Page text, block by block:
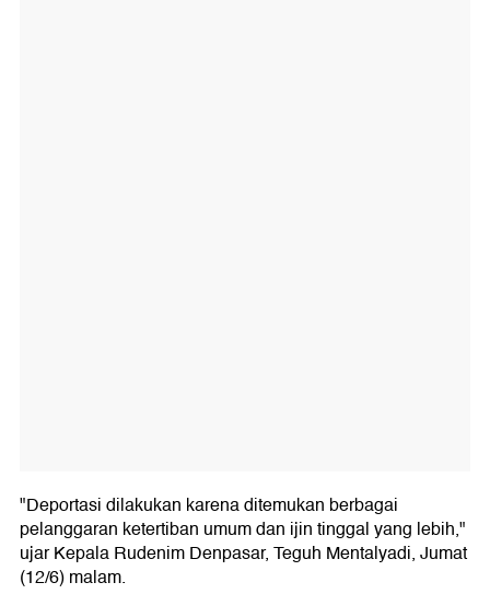
"Deportasi dilakukan karena ditemukan berbagai
pelanggaran ketertiban umum dan ijin tinggal yang lebih,"
ujar Kepala Rudenim Denpasar, Teguh Mentalyadi, Jumat
(12/6) malam.